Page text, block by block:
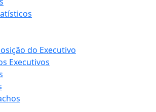
do Executivo
Executivos